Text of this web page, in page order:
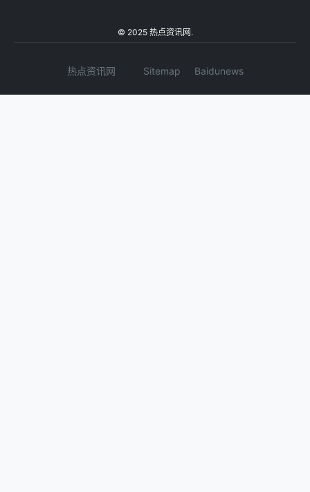
© 2025 热点资讯网.
热点资讯网 Sitemap Baidunews